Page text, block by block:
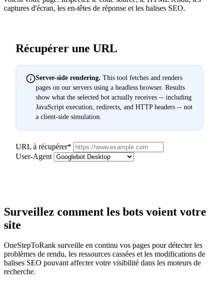
captures d'écran, les en-têtes de réponse et les balises SEO.
Récupérer une URL
Server-side rendering. This tool fetches and renders
pages on our servers using a headless browser. Results
show what the selected bot actually receives -- including
JavaScript execution, redirects, and HTTP headers -- not
a client-side simulation.
URL à récupérer*
User-Agent
Surveillez comment les bots voient votre
site
OneStepToRank surveille en continu vos pages pour détecter les
problèmes de rendu, les ressources cassées et les modifications de
balises SEO pouvant affecter votre visibilité dans les moteurs de
recherche.